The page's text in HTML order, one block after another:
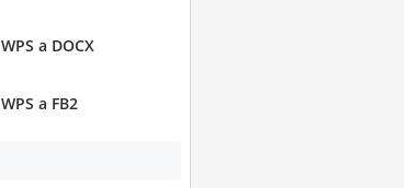
WPS a DOCX
WPS a FB2